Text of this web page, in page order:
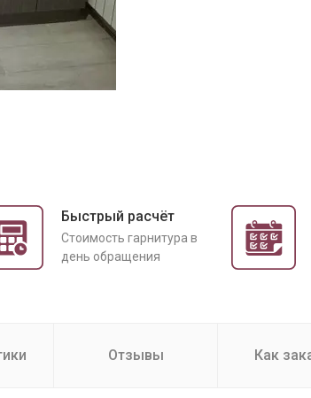
Быстрый расчёт
Cтоимость гарнитура в
день обращения
Отзывы Как